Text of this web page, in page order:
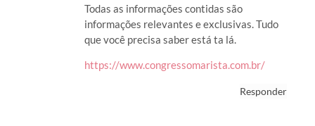
Todas as informações contidas são
informações relevantes e exclusivas. Tudo
que você precisa saber está ta lá.
https://www.congressomarista.com.br/
Responder